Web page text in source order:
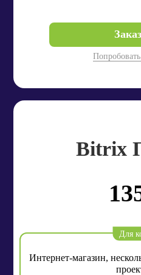
Bitrix
Для
Интернет-магазин,